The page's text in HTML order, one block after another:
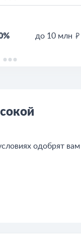
до 10 млн
одобрят вам